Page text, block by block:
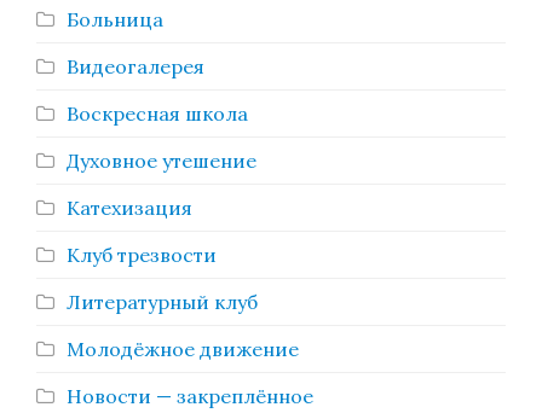
Больница
Видеогалерея
Воскресная школа
Духовное утешение
Катехизация
Клуб трезвости
Литературный клуб
Молодёжное движение
Новости — закреплённое